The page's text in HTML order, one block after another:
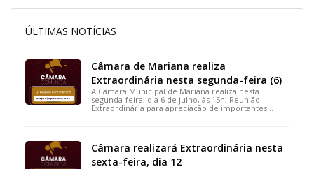
ÚLTIMAS NOTÍCIAS
Câmara de Mariana realiza
Extraordinária nesta segunda-feira (6)
A Câmara Municipal de Mariana realiza nesta
segunda-feira, dia 6 de julho, às 15h, Reunião
Extraordinária para apreciação de importantes
Câmara realizará Extraordinária nesta
sexta-feira, dia 12